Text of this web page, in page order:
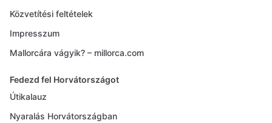
Közvetítési feltételek
Impresszum
Mallorcára vágyik? – millorca.com
Fedezd fel Horvátországot
Útikalauz
Nyaralás Horvátországban